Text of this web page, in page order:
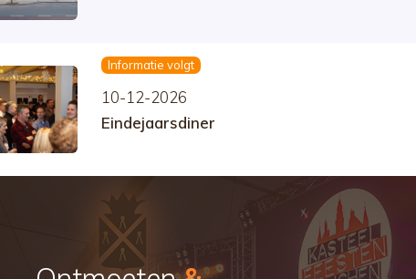
Informatie volgt
10-12-2026
Eindejaarsdiner